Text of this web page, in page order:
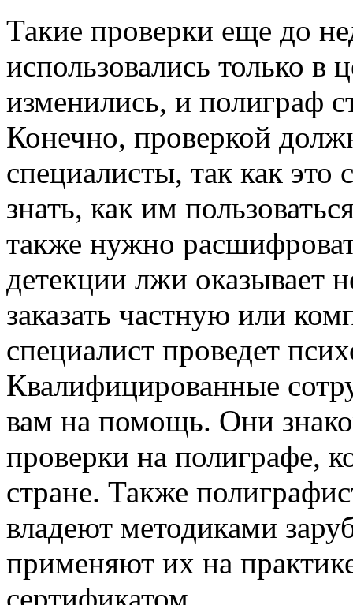
Такие проверки еще до
использовались только в
изменились, и полиграф
Конечно, проверкой
специалисты, так как
знать, как им
также нужно
детекции лжи оказывает
заказать частную или
специалист проведет
Квалифицированные
вам на помощь. Они
проверки на полиграфе,
стране. Также
владеют методиками
применяют их на
сертификатом.